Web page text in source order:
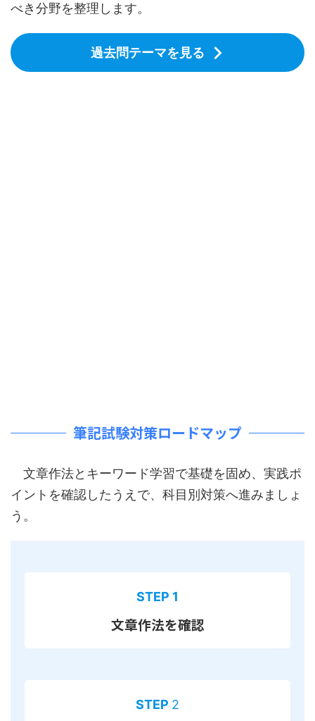
べき分野を整理します。
過去問テーマを見る
筆記試験対策ロードマップ
文章作法とキーワード学習で基礎を固め、実践ポ
イントを確認したうえで、科目別対策へ進みましょ
う。
STEP 1
文章作法を確認
STEP 2